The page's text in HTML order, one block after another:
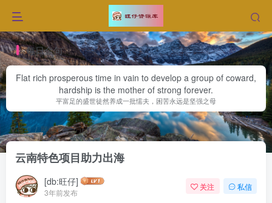
每日金句
Flat rich prosperous time in vain to develop a group of coward,
hardship is the mother of strong forever.
平富足的盛世徒然养成一批懦夫，困苦永远是坚强之母
首页 网赚文章 正文
云南特色项目助力出海
[db:旺仔]
3年前发布
关注 私信